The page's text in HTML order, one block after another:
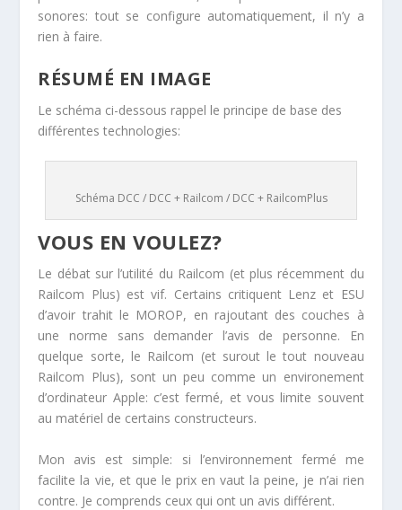
sonores: tout se configure automatiquement, il n’y a
rien à faire.
RÉSUMÉ EN IMAGE
Le schéma ci-dessous rappel le principe de base des
différentes technologies:
Schéma DCC / DCC + Railcom / DCC + RailcomPlus
VOUS EN VOULEZ?
Le débat sur l’utilité du Railcom (et plus récemment du
Railcom Plus) est vif. Certains critiquent Lenz et ESU
d’avoir trahit le MOROP, en rajoutant des couches à
une norme sans demander l’avis de personne. En
quelque sorte, le Railcom (et surout le tout nouveau
Railcom Plus), sont un peu comme un environement
d’ordinateur Apple: c’est fermé, et vous limite souvent
au matériel de certains constructeurs.
Mon avis est simple: si l’environnement fermé me
facilite la vie, et que le prix en vaut la peine, je n’ai rien
contre. Je comprends ceux qui ont un avis différent.